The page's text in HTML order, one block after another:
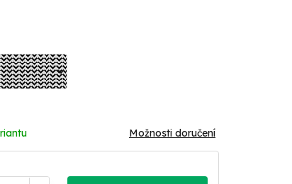
Možnosti doručení